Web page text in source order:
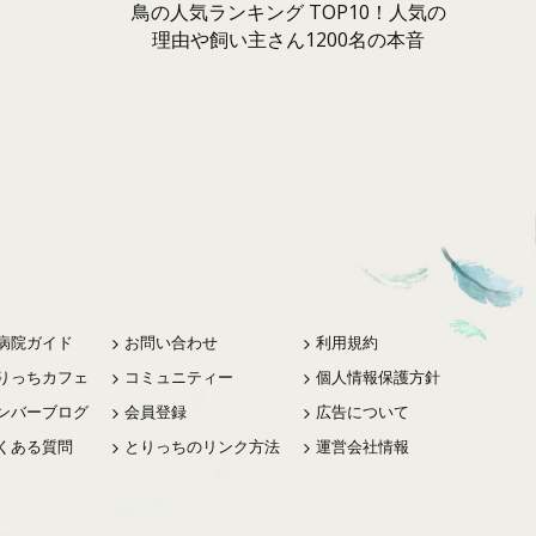
鳥の人気ランキング TOP10！人気の
理由や飼い主さん1200名の本音
院ガイド
っちカフェ
バーブログ
ある質問
お問い合わせ
コミュニティー
会員登録
とりっちのリンク方法
利用規約
個人情報保護方針
広告について
運営会社情報